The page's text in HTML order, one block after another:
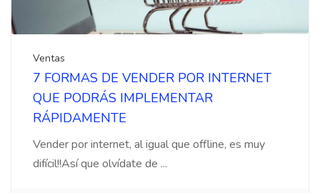
Ventas
7 FORMAS DE VENDER POR INTERNET
QUE PODRÁS IMPLEMENTAR
RÁPIDAMENTE
Vender por internet, al igual que offline, es muy
difícil!!Así que olvídate de ...